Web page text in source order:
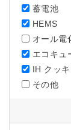
蓄電池
HEMS
オール電
エコキュ
IH クッ
その他